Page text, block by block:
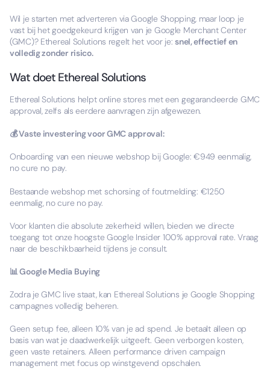
Wil je starten met adverteren via Google Shopping, maar loop je
vast bij het goedgekeurd krijgen van je Google Merchant Center
(GMC)? Ethereal Solutions regelt het voor je:snel, effectief en
volledig zonder risico.
Wat doet Ethereal Solutions
Ethereal Solutions helpt online stores met een gegarandeerde GMC
approval, zelfs als eerdere aanvragen zijn afgewezen.
💰 Vaste investering voor GMC approval:
Onboarding van een nieuwe webshop bij Google: €949 eenmalig,
no cure no pay.
Bestaande webshop met schorsing of foutmelding: €1250
eenmalig, no cure no pay.
Voor klanten die absolute zekerheid willen, bieden we directe
toegang tot onze hoogste Google Insider 100% approval rate. Vraag
naar de beschikbaarheid tijdens je consult.
📊 Google Media Buying
Zodra je GMC live staat, kan Ethereal Solutions je Google Shopping
campagnes volledig beheren.
Geen setup fee, alleen 10% van je ad spend. Je betaalt alleen op
basis van wat je daadwerkelijk uitgeeft. Geen verborgen kosten,
geen vaste retainers. Alleen performance driven campaign
management met focus op winstgevend opschalen.